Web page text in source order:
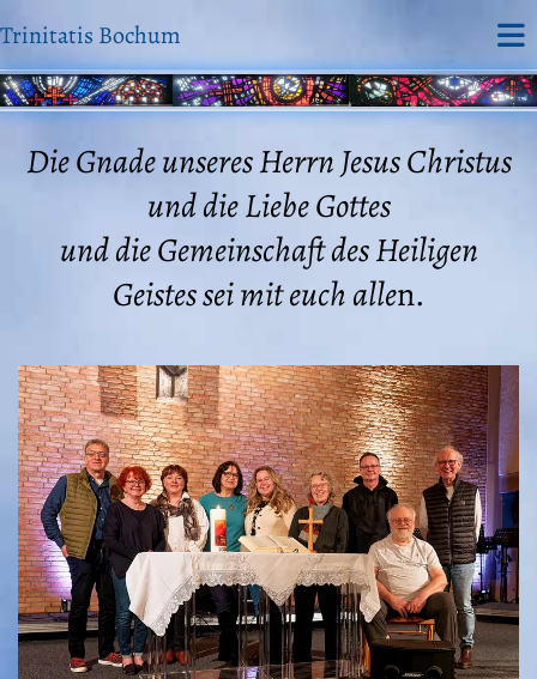
Trinitatis Bochum
Die Gnade unseres Herrn Jesus Christus
und die Liebe Gottes
und die Gemeinschaft des Heiligen
Geistes sei mit euch allen.